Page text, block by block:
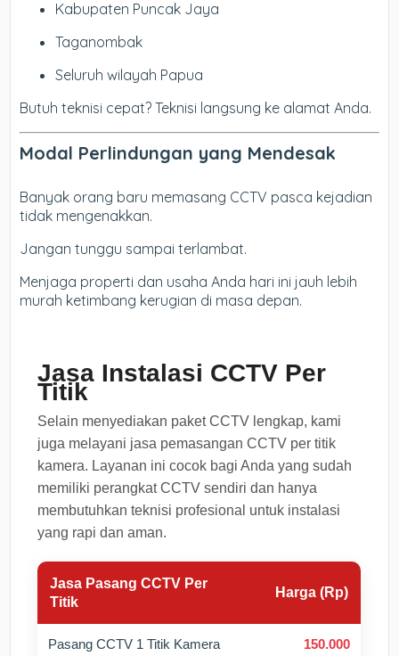
Kabupaten Puncak Jaya
Taganombak
Seluruh wilayah Papua
Butuh teknisi cepat? Teknisi langsung ke alamat Anda.
Modal Perlindungan yang Mendesak
Banyak orang baru memasang CCTV pasca kejadian
tidak mengenakkan.
Jangan tunggu sampai terlambat.
Menjaga properti dan usaha Anda hari ini jauh lebih
murah ketimbang kerugian di masa depan.
Jasa Instalasi CCTV Per
Titik
Selain menyediakan paket CCTV lengkap, kami
juga melayani jasa pemasangan CCTV per titik
kamera. Layanan ini cocok bagi Anda yang sudah
memiliki perangkat CCTV sendiri dan hanya
membutuhkan teknisi profesional untuk instalasi
yang rapi dan aman.
Jasa Pasang CCTV Per
Titik
Harga (Rp)
Pasang CCTV 1 Titik Kamera 150.000